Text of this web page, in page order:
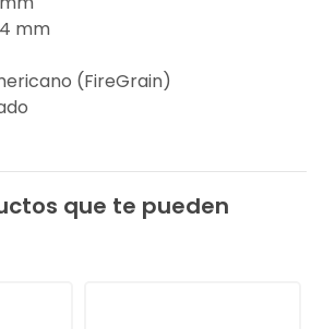
mm
(FireGrain)
que te pueden